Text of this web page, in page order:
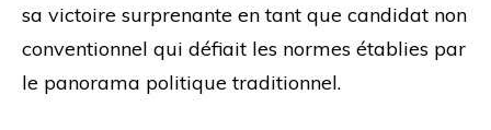
sa victoire surprenante en tant que candidat non
conventionnel qui défiait les normes établies par
le panorama politique traditionnel.